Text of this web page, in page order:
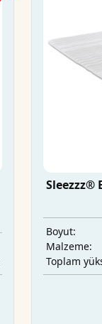
Sleezzz®
Boyut:
Malzeme:
Toplam